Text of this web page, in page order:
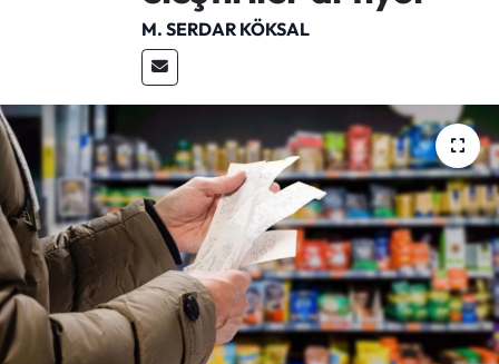
M. SERDAR KÖKSAL
Yargı Kararları